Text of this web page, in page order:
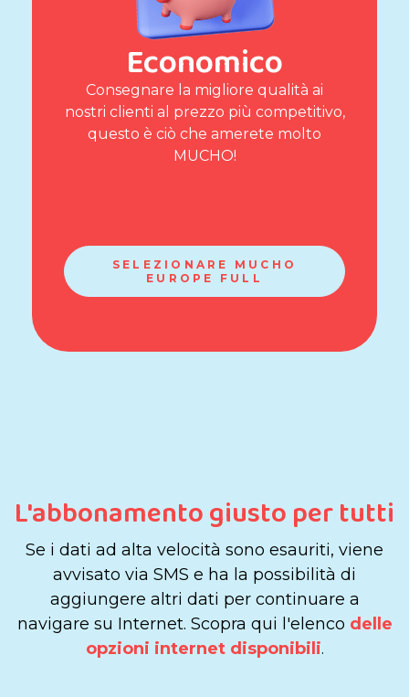
Economico
Consegnare la migliore qualità ai
nostri clienti al prezzo più competitivo,
questo è ciò che amerete molto
MUCHO!
SELEZIONARE MUCHO
EUROPE FULL
L'abbonamento giusto per tutti
Se i dati ad alta velocità sono esauriti, viene
avvisato via SMS e ha la possibilità di
aggiungere altri dati per continuare a
navigare su Internet. Scopra qui l'elenco delle
opzioni internet disponibili.